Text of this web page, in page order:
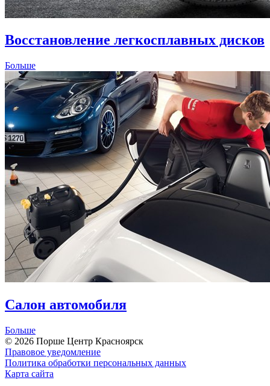
Восстановление легкосплавных дисков
Больше
Салон автомобиля
Больше
© 2026 Порше Центр Красноярск
Правовое уведомление
Политика обработки персональных данных
Карта сайта